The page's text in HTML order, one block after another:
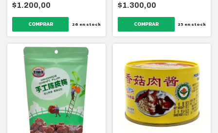
$1.200,00
26 en stock
$1.300,00
25 en stock